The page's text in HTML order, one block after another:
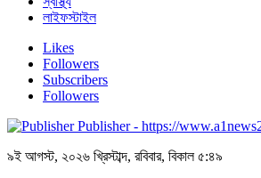
লাইফস্টাইল
Likes
Followers
Subscribers
Followers
Publisher - https://
৯ই আগস্ট, ২০২৬ খ্রিস্টাব্দ, রবিবার, বিকাল ৫:৪৯